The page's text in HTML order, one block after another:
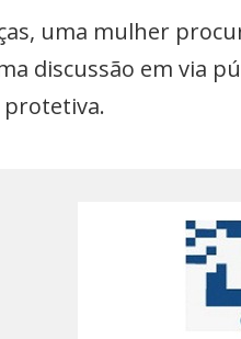
uma mulher
discussão em via
protetiva.